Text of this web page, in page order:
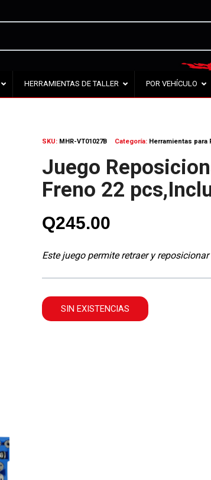
HERRAMIENTAS DE TALLER POR VEHÍCULO
SKU: MHR-VT01027B Categoría: Herramientas para
Juego
Freno 22
Q245.00
Este juego permite retraer y
SIN EXISTENCIAS